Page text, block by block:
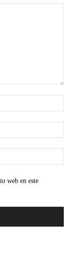
web:
web en este